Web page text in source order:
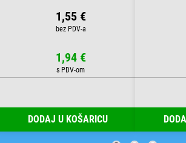
1,55 €
1,94 €
DODAJ U KOŠARICU